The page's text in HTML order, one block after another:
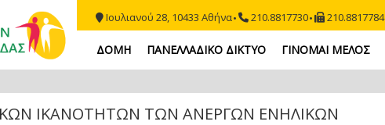
Ιουλιανού 28, 10433 Αθήνα 210.8817730 210.8817784
ΔΟΜΗ ΠΑΝΕΛΛΑΔΙΚΟ ΔΙΚΤΥΟ ΓΙΝΟΜΑΙ ΜΕΛΟΣ
ΙΚΑΝΟΤΗΤΩΝ ΤΩΝ ΑΝΕΡΓΩΝ ΕΝΗΛΙΚΩΝ